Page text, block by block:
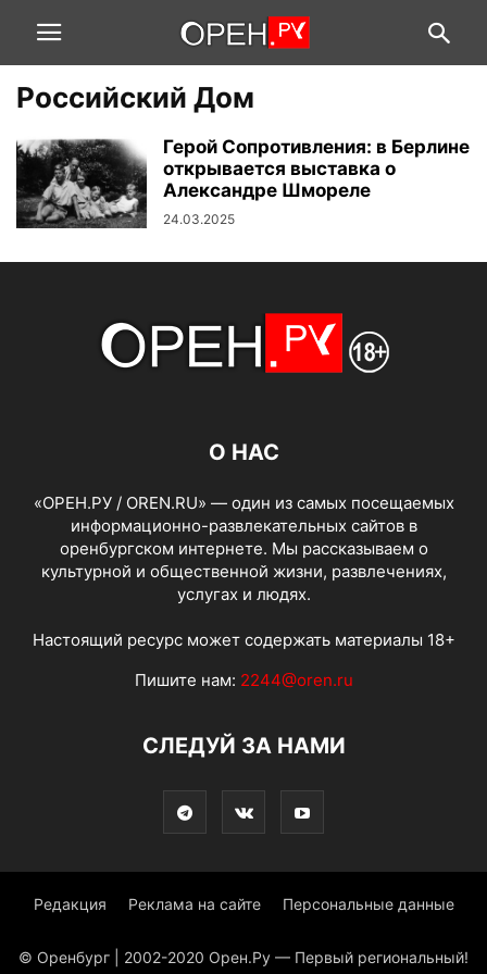
Российский Дом
Герой Сопротивления: в Берлине
открывается выставка о
Александре Шмореле
24.03.2025
О НАС
«ОРЕН.РУ / OREN.RU» — один из самых посещаемых
информационно-развлекательных сайтов в
оренбургском интернете. Мы рассказываем о
культурной и общественной жизни, развлечениях,
услугах и людях.
Настоящий ресурс может содержать материалы 18+
Пишите нам: 2244@oren.ru
СЛЕДУЙ ЗА НАМИ
Редакция Реклама на сайте Персональные данные
© Оренбург | 2002-2020 Орен.Ру — Первый региональный!